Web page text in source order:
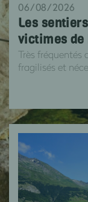
06/08/2026
Les
victimes de
Très fréquentés
fragilisés et